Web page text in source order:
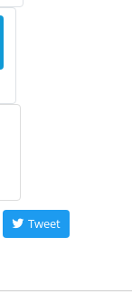
Tweet